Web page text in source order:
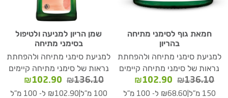
חמאת גוף לסימני מתיחה
בהריון
למניעת סימני מתיחה ולהפחתת
נראות של סימני מתיחה קיימים
₪136.10
המחיר
המקורי
₪102.90
המחיר
הנוכחי
150 מ"ל ₪68.60 ל- 100 מ"ל
שמן הריון למניעה ולטיפול
בסימני מתיחה
למניעת סימני מתיחה ולהפחתת
נראות של סימני מתיחה קיימים
₪136.10
המחיר
המקורי
₪102.90
הנוכחי
100 מ"ל ₪102.90 ל- 100 מ"ל